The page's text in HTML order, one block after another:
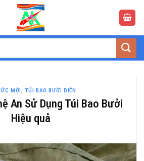
MỚI , TÚI BAO BƯỞI DIỄN
An Sử Dụng Túi Bao Bưởi
Hiệu quả